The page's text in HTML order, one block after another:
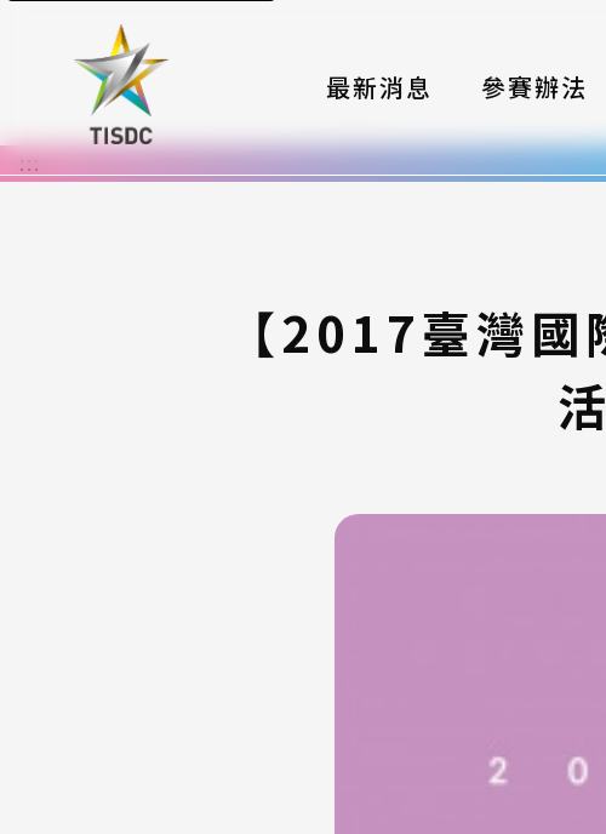
最新消息 參賽辦法
大賽組織
報名格式
評選與獎項
常見問題
:::
【2017臺灣